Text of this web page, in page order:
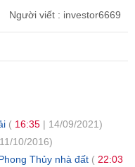
Người viết : investor6669
( 16:35 | 14/09/2021)
10/2016)
Thủy nhà đất ( 22:03